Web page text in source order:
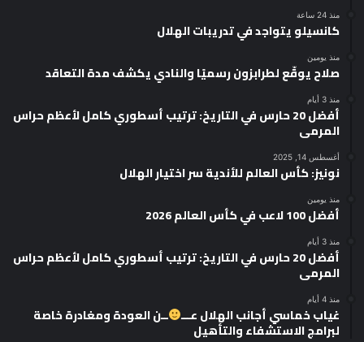
منذ 24 ساعة
كانسيلو يتواجد في تدريبات الهلال
منذ يومين
صلاح يوقّع لطرابزون رسميًا والنادي يكشف مدة التعاقد
منذ 3 أيام
أفضل 20 حارس في التاريخ: ترتيب أسطوري كامل لأعظم حراس
المرمى
أغسطس 14, 2025
نونيز: كأس العالم للأندية سر اختيار الهلال
منذ يومين
أفضل 100 لاعب في كأس العالم 2026
منذ 3 أيام
أفضل 20 حارس في التاريخ: ترتيب أسطوري كامل لأعظم حراس
المرمى
منذ 4 أيام
غياب خماسي أجانب الهلال عـــ ــن العودة ومغادرة خاصة
لبرامج الاستشفاء والتأهيل